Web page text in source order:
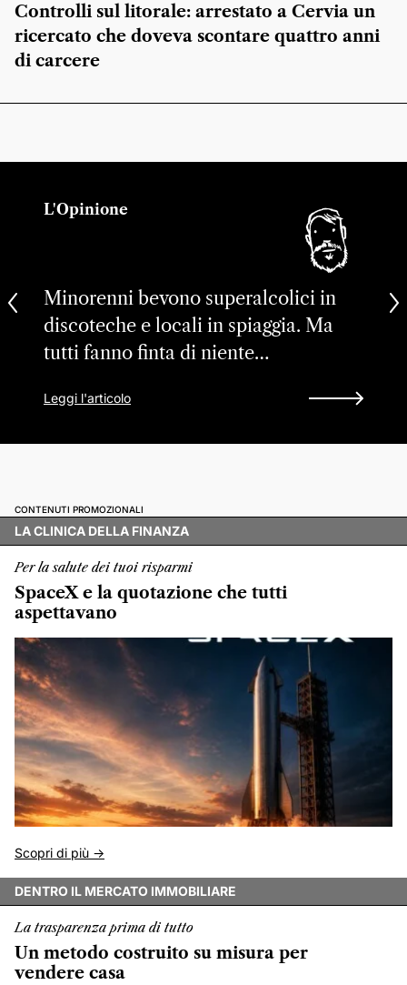
Controlli sul litorale: arrestato a Cervia un
ricercato che doveva scontare quattro anni
di carcere
L'Opinione
Minorenni bevono superalcolici in
discoteche e locali in spiaggia. Ma
tutti fanno finta di niente…
Leggi l'articolo
CONTENUTI PROMOZIONALI
LA CLINICA DELLA FINANZA
Per la salute dei tuoi risparmi
SpaceX e la quotazione che tutti
aspettavano
Scopri di più ->
DENTRO IL MERCATO IMMOBILIARE
La trasparenza prima di tutto
Un metodo costruito su misura per
vendere casa